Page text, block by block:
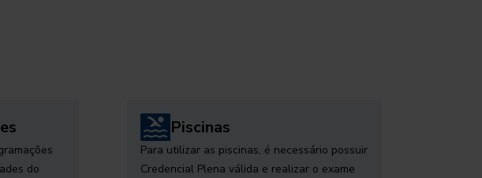
do
Piscinas
Para utilizar as piscinas, é necessário possuir
Credencial Plena válida e realizar o exame